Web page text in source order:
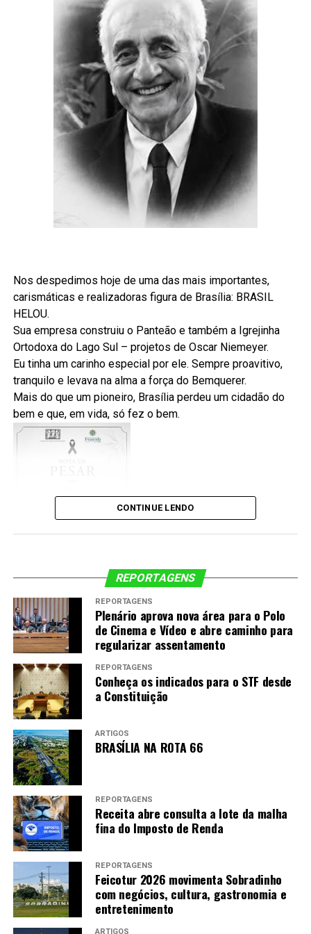
Humanos e Cidadania do Centro de Estudos
Avançados Multidisciplinares
(PPGDH/Ceam/UnB).
OPrêmio Jabuti Acadêmico, criado em 2024,
reconhece e valoriza livros científicos, técnicos e
profissionais publicados no Brasil. A edição de
2026 recebeu mais de 2 mil inscrições
categorias
que estão distribuídas nos
Ciência e Cultura ouPrêmios Especiais
autores vencedores receberão uma estatueta
doJabuti Acadêmico, além da premiação de R$ 5
Os vencedores serão conhecidos em 11 de agosto,
durante cerimônia no Teatro Sérgio Cardoso, em
São Paulo. O evento será transmitido ao vivo pelo
canal da Câmara Brasileira do Livro noYouTube
>> Conheça todos os finalistas da 3ª edição do
Prêmio Jabuti Acadêmico
“Os nossos filmes, na maioria das vezes, não
vinham sendo curados, não vinham sendo sequer
falados”, afirma Edileuza Penha, coautora da
obra
Cinema negro no feminino: afetos e
pertencimentos além das telas.Foto: Arquivo
pessoal
MULHERES PROTAGONISTAS –Organizada
por Edileuza Penha e Ceiça Ferreira, a
coletâneaCinema negro no feminino: afetos e
Eleitoral. O objetivo é aumentar a transparência,
proteger a integridade do processo eleitoral e oferecer
mais segurança aos eleitores.
Mas conhecer as regras é apenas parte da
responsabilidade do eleitor. O voto consciente começa
muito antes do dia da eleição. É importante pesquisar a
trajetória dos candidatos, avaliar suas propostas,
verificar seu histórico de atuação e confirmar se as
informações compartilhadas nas redes sociais são
verdadeiras. Em um cenário marcado pelo grande
volume de conteúdos digitais, desconfiar de mensagens
sem fonte confiável e consultar os canais oficiais da
Justiça Eleitoral faz toda a diferença.
direcionados a nenhum candidato e não alteram o
cálculo dos votos válidos utilizados para definir os
eleitos. Por isso, participar de forma consciente significa
escolher um candidato de acordo com suas convicções e
acompanhar, depois da eleição, o trabalho dos
representantes escolhidos.
A democracia não se fortalece apenas no dia da votação.
Ela depende da participação permanente da sociedade,
do respeito às instituições e do compromisso de cada
cidadão com a informação de qualidade. Informar-se,
comparar propostas e votar com responsabilidade são
Para conferir o calendário completo, as regras
atualizadas e outras informações oficiais sobre as
Calendário Eleitoral.
Nos despedimos hoje de uma das mais importantes,
carismáticas e realizadoras figura de Brasília: BRASIL
HELOU.
Sua empresa construiu o Panteão e também a Igrejinha
Ortodoxa do Lago Sul – projetos de Oscar Niemeyer.
Eu tinha um carinho especial por ele. Sempre proavitivo,
tranquilo e levava na alma a força do Bemquerer.
Mais do que um pioneiro, Brasília perdeu um cidadão do
bem e que, em vida, só fez o bem.
CONTINUE LENDO
REPORTAGENS
REPORTAGENS
Plenário aprova nova área para o Polo
de Cinema e Vídeo e abre caminho para
regularizar assentamento
REPORTAGENS
Conheça os indicados para o STF desde
a Constituição
ARTIGOS
BRASÍLIA NA ROTA 66
REPORTAGENS
Receita abre consulta a lote da malha
fina do Imposto de Renda
REPORTAGENS
Feicotur 2026 movimenta Sobradinho
com negócios, cultura, gastronomia e
entretenimento
ARTIGOS